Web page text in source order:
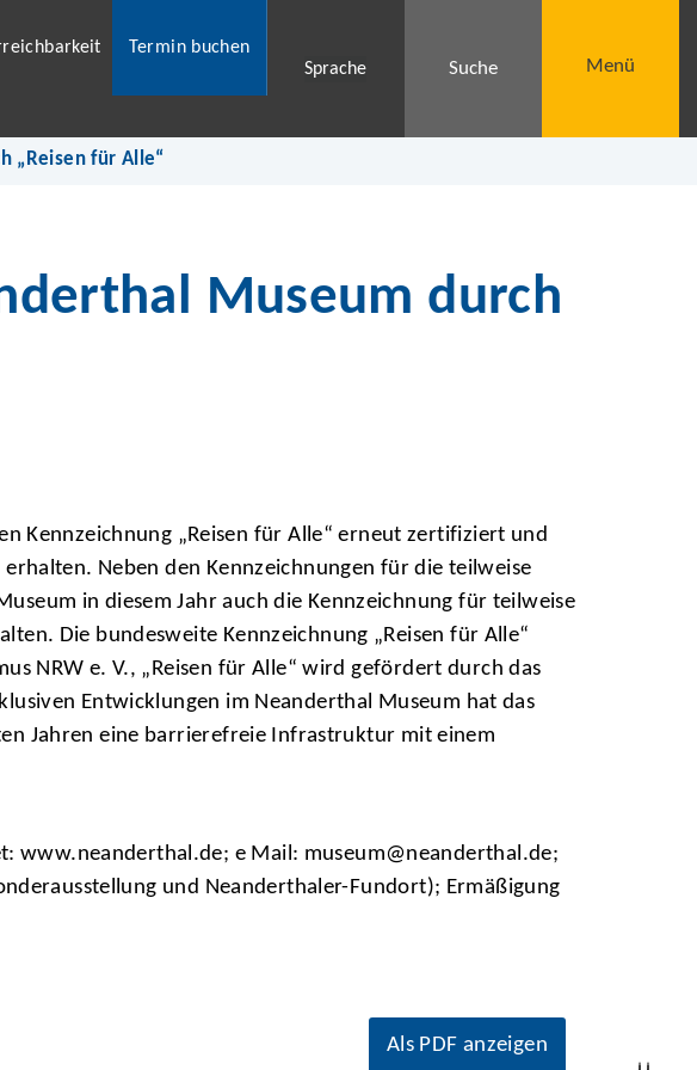
Termin buchen
Sprache
Suche Menü
„Reisen für Alle“
Museum durch
Kennzeichnung „Reisen für Alle“ erneut zertifiziert und
Neben den Kennzeichnungen für die teilweise
in diesem Jahr auch die Kennzeichnung für teilweise
Die bundesweite Kennzeichnung „Reisen für Alle“
NRW e. V., „Reisen für Alle“ wird gefördert durch das
Entwicklungen im Neanderthal Museum hat das
Jahren eine barrierefreie Infrastruktur mit einem
www.neanderthal.de; e Mail: museum@neanderthal.de;
und Neanderthaler-Fundort); Ermäßigung
Als PDF anzeigen